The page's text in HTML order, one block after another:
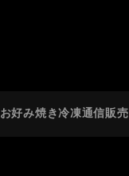
お好み焼き冷凍通信販売